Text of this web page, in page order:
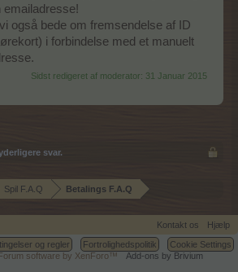
også bede om fremsendelse af ID
i forbindelse med et manuelt
Sidst redigeret af moderator: 31 Januar 2015
svar.
Spil F.A.Q Betalings F.A.Q
Kontakt os
Hjælp
og regler
Fortrolighedspolitik
Cookie Settings
software by XenForo™ Add-ons by Brivium